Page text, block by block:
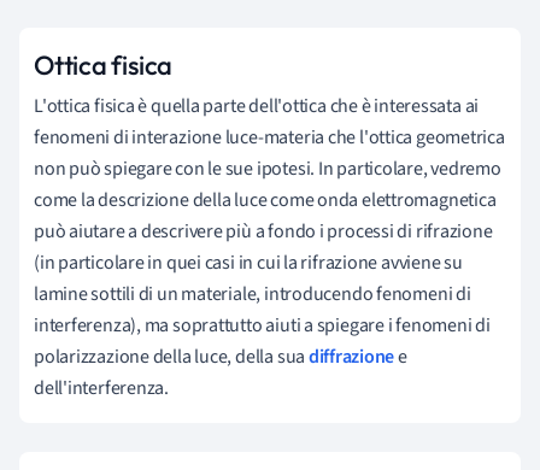
Ottica fisica
L'ottica fisica è quella parte dell'ottica che è interessata ai
fenomeni di interazione luce-materia che l'ottica geometrica
non può spiegare con le sue ipotesi. In particolare, vedremo
come la descrizione della luce come onda elettromagnetica
può aiutare a descrivere più a fondo i processi di rifrazione
(in particolare in quei casi in cui la rifrazione avviene su
lamine sottili di un materiale, introducendo fenomeni di
interferenza), ma soprattutto aiuti a spiegare i fenomeni di
polarizzazione della luce, della suadiffrazionee
dell'interferenza.